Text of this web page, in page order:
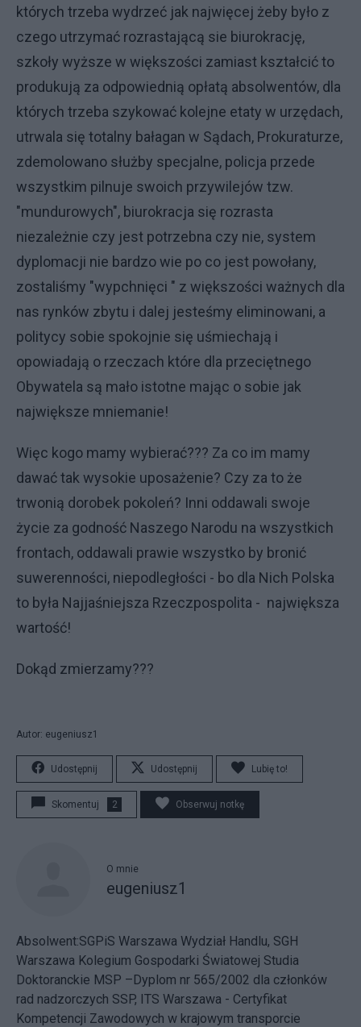
których trzeba wydrzeć jak najwięcej żeby było z
czego utrzymać rozrastającą sie biurokrację,
szkoły wyższe w większości zamiast kształcić to
produkują za odpowiednią opłatą absolwentów, dla
których trzeba szykować kolejne etaty w urzędach,
utrwala się totalny bałagan w Sądach, Prokuraturze,
zdemolowano służby specjalne, policja przede
wszystkim pilnuje swoich przywilejów tzw.
"mundurowych", biurokracja się rozrasta
niezależnie czy jest potrzebna czy nie, system
dyplomacji nie bardzo wie po co jest powołany,
zostaliśmy "wypchnięci " z większości ważnych dla
nas rynków zbytu i dalej jesteśmy eliminowani, a
politycy sobie spokojnie się uśmiechają i
opowiadają o rzeczach które dla przeciętnego
Obywatela są mało istotne mając o sobie jak
największe mniemanie!
Więc kogo mamy wybierać??? Za co im mamy
dawać tak wysokie uposażenie? Czy za to że
trwonią dorobek pokoleń? Inni oddawali swoje
życie za godność Naszego Narodu na wszystkich
frontach, oddawali prawie wszystko by bronić
suwerenności, niepodległości - bo dla Nich Polska
to była Najjaśniejsza Rzeczpospolita - największa
wartość!
Dokąd zmierzamy???
Autor: eugeniusz1
Udostępnij Udostępnij Lubię to!
Skomentuj 2 Obserwuj notkę
O mnie
eugeniusz1
Absolwent:SGPiS Warszawa Wydział Handlu, SGH
Warszawa Kolegium Gospodarki Światowej Studia
Doktoranckie MSP –Dyplom nr 565/2002 dla członków
rad nadzorczych SSP, ITS Warszawa - Certyfikat
Kompetencji Zawodowych w krajowym transporcie